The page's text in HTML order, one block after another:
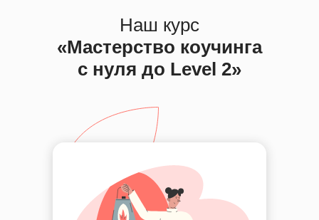
Наш курс
«Мастерство коучинга
с нуля до Level 2»